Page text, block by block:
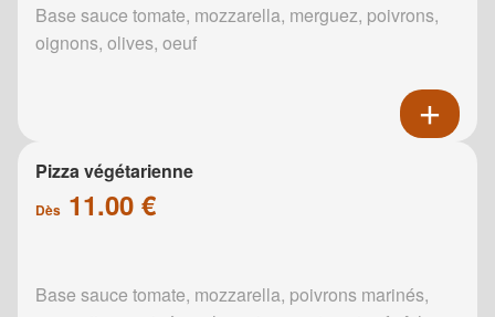
Base sauce tomate, mozzarella, merguez, poivrons,
oignons, olives, oeuf
Pizza végétarienne
Dès 11.00 €
Base sauce tomate, mozzarella, poivrons marinés,